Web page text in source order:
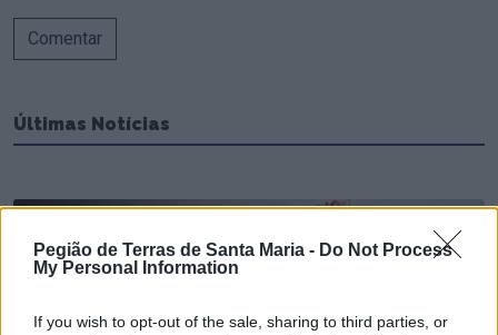
Pegião de Terras de Santa Maria - Do Not Process
My Personal Information
If you wish to opt-out of the sale, sharing to third parties, or
Comentar
Últimas Notícias